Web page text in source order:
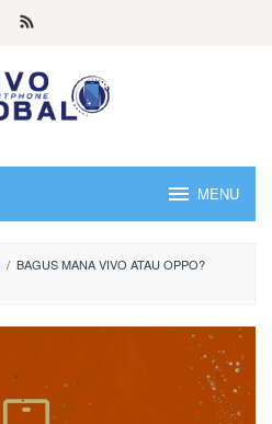
MENU
/ BAGUS MANA VIVO ATAU OPPO?